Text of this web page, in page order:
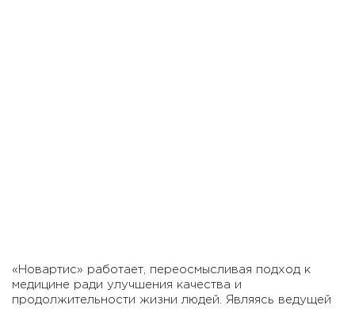
«Новартис» работает, переосмысливая подход к
меди­цине ради улучшения качества и
продолжительности жизни людей. Являясь ведущей